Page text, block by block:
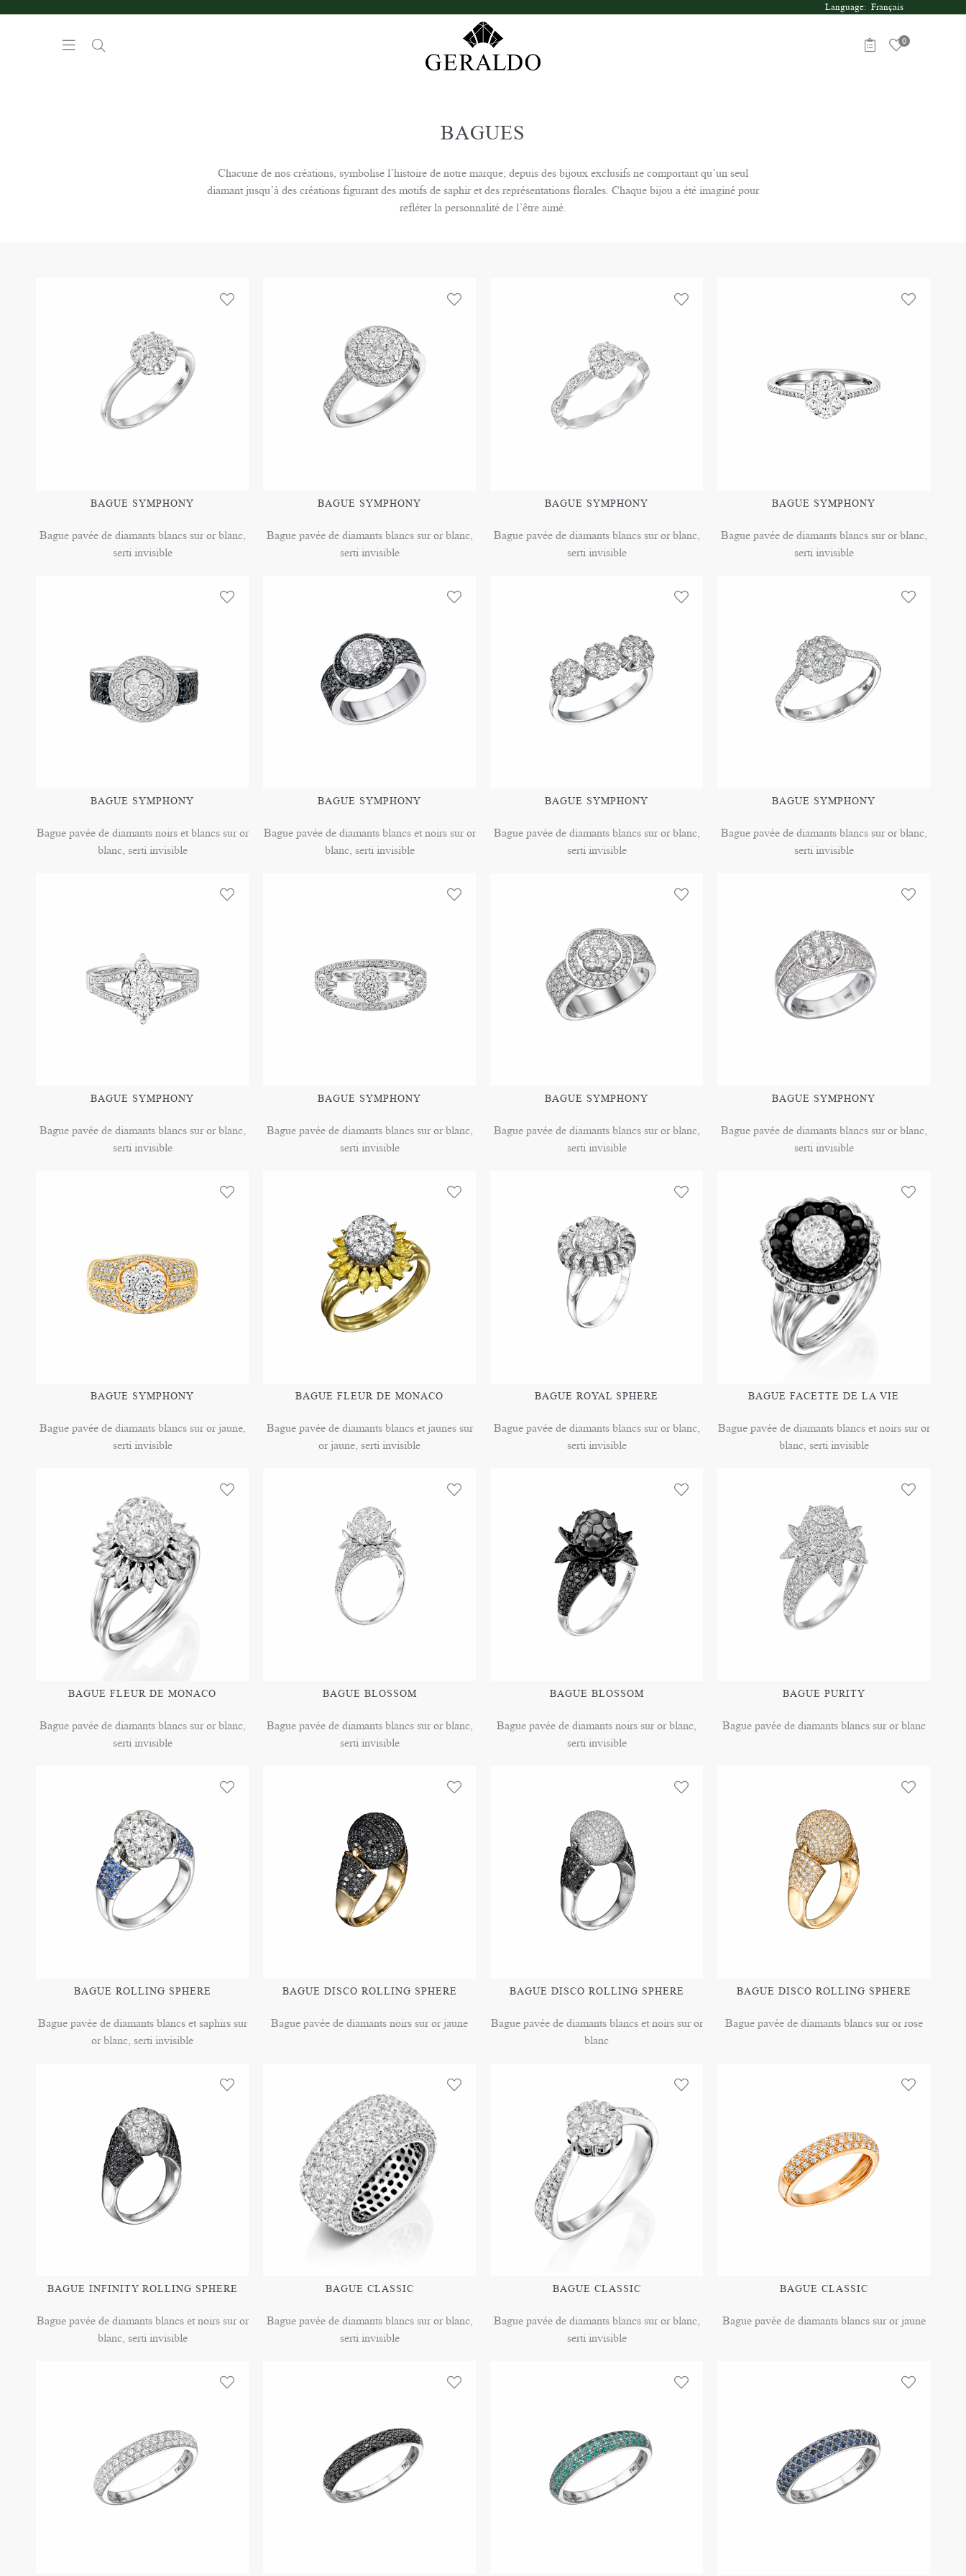
Language: Français
0
BAGUES
Chacune de nos créations, symbolise l’histoire de notre marque; depuis des bijoux exclusifs ne comportant qu’un seul
diamant jusqu’à des créations figurant des motifs de saphir et des représentations florales. Chaque bijou a été imaginé pour
refléter la personnalité de l’être aimé.
BAGUE SYMPHONY
Bague pavée de diamants blancs sur or blanc,
serti invisible
BAGUE SYMPHONY
Bague pavée de diamants blancs sur or blanc,
serti invisible
BAGUE SYMPHONY
Bague pavée de diamants blancs sur or blanc,
serti invisible
BAGUE SYMPHONY
Bague pavée de diamants blancs sur or blanc,
serti invisible
BAGUE SYMPHONY
Bague pavée de diamants noirs et blancs sur or
blanc, serti invisible
BAGUE SYMPHONY
Bague pavée de diamants blancs et noirs sur or
blanc, serti invisible
BAGUE SYMPHONY
Bague pavée de diamants blancs sur or blanc,
serti invisible
BAGUE SYMPHONY
Bague pavée de diamants blancs sur or blanc,
serti invisible
BAGUE SYMPHONY
Bague pavée de diamants blancs sur or blanc,
serti invisible
BAGUE SYMPHONY
Bague pavée de diamants blancs sur or blanc,
serti invisible
BAGUE SYMPHONY
Bague pavée de diamants blancs sur or blanc,
serti invisible
BAGUE SYMPHONY
Bague pavée de diamants blancs sur or blanc,
serti invisible
BAGUE SYMPHONY
Bague pavée de diamants blancs sur or jaune,
serti invisible
BAGUE FLEUR DE MONACO
Bague pavée de diamants blancs et jaunes sur
or jaune, serti invisible
BAGUE ROYAL SPHERE
Bague pavée de diamants blancs sur or blanc,
serti invisible
BAGUE FACETTE DE LA VIE
Bague pavée de diamants blancs et noirs sur or
blanc, serti invisible
BAGUE FLEUR DE MONACO
Bague pavée de diamants blancs sur or blanc,
serti invisible
BAGUE BLOSSOM
Bague pavée de diamants blancs sur or blanc,
serti invisible
BAGUE BLOSSOM
Bague pavée de diamants noirs sur or blanc,
serti invisible
BAGUE PURITY
Bague pavée de diamants blancs sur or blanc
BAGUE ROLLING SPHERE
Bague pavée de diamants blancs et saphirs sur
or blanc, serti invisible
BAGUE DISCO ROLLING SPHERE
Bague pavée de diamants noirs sur or jaune
BAGUE DISCO ROLLING SPHERE
Bague pavée de diamants blancs et noirs sur or
blanc
BAGUE DISCO ROLLING SPHERE
Bague pavée de diamants blancs sur or rose
BAGUE INFINITY ROLLING SPHERE
Bague pavée de diamants blancs et noirs sur or
blanc, serti invisible
BAGUE CLASSIC
Bague pavée de diamants blancs sur or blanc,
serti invisible
BAGUE CLASSIC
Bague pavée de diamants blancs sur or blanc,
serti invisible
BAGUE CLASSIC
Bague pavée de diamants blancs sur or jaune